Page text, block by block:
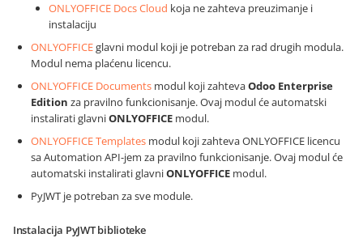
ONLYOFFICE Docs Cloud koja ne zahteva preuzimanje i
instalaciju
ONLYOFFICEglavni modul koji je potreban za rad drugih modula.
Modul nema plaćenu licencu.
ONLYOFFICE Documents modul koji zahtevaOdoo Enterprise
Edition za pravilno funkcionisanje. Ovaj modul će automatski
instalirati glavniONLYOFFICE modul.
ONLYOFFICE Templates modul koji zahteva ONLYOFFICE licencu
sa Automation API-jem za pravilno funkcionisanje. Ovaj modul će
automatski instalirati glavniONLYOFFICE modul.
PyJWT je potreban za sve module.
Instalacija PyJWT biblioteke